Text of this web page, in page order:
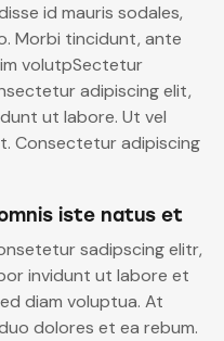
id mauris sodales,
Morbi tincidunt, ante
volutpSectetur
adipiscing elit,
ut labore. Ut vel
Consectetur adipiscing
iste natus et
sadipscing elitr,
invidunt ut labore et
diam voluptua. At
dolores et ea rebum.